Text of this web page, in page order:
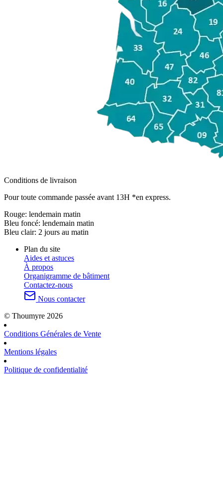
Conditions de livraison
Pour toute commande passée avant 13H *en express.
Rouge: lendemain matin
Bleu foncé: lendemain matin
Bleu clair: 2 jours au matin
Plan du site
Aides et astuces
À propos
Organigramme de bâtiment
Contactez-nous
Nous contacter
© Thoumyre 2026
Conditions Générales de Vente
Mentions légales
Politique de confidentialité